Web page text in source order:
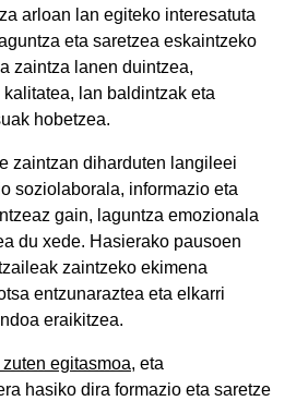
arloan lan egiteko interesatuta
eta saretzea eskaintzeko
zaintza lanen duintzea,
lan baldintzak eta
hobetzea.
zaintzan diharduten langileei
soziolaborala, informazio eta
gain, laguntza emozionala
du xede. Hasierako pausoen
zaintzeko ekimena
entzunaraztea eta elkarri
eraikitzea.
egitasmoa, eta
hasiko dira formazio eta saretze